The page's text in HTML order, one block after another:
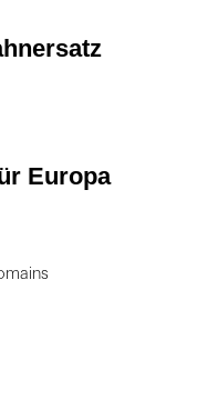
Europa